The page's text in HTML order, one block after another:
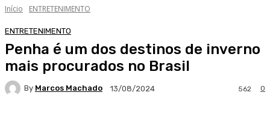
Início ENTRETENIMENTO
ENTRETENIMENTO
Penha é um dos destinos de inverno
mais procurados no Brasil
By Marcos Machado 13/08/2024 0
562